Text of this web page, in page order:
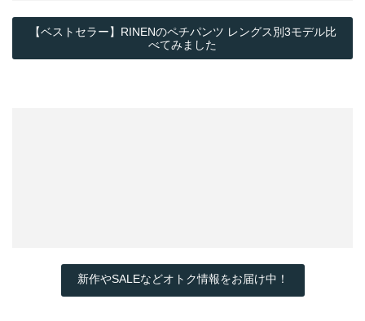
【ベストセラー】RINENのペチパンツ レングス別3モデル比
べてみました
新作やSALEなどオトク情報をお届け中！